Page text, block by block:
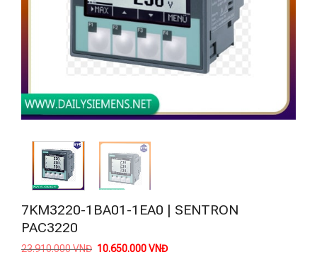
7KM3220-1BA01-1EA0 | SENTRON
PAC3220
23.910.000VNĐ Giá
10.650.000VNĐGiá